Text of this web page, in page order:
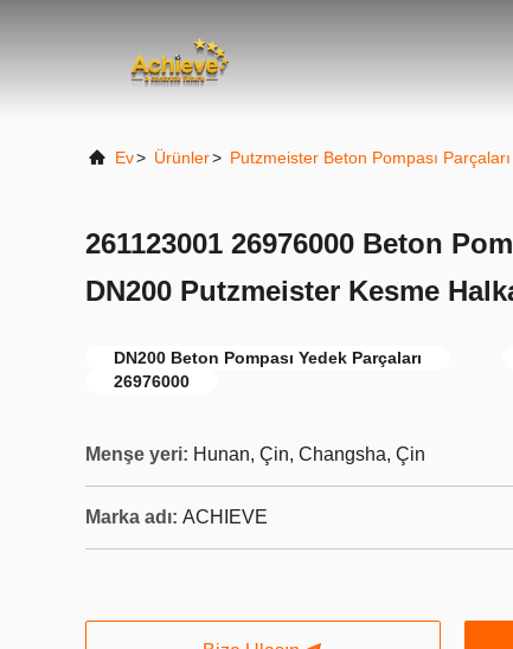
Ev> Ürünler> Putzmeister Beton Pompası Parçaları
261123001 26976000 Beton
DN200 Putzmeister Kesme
DN200 Beton Pompası Yedek Parçaları
26976000
Menşe yeri: Hunan, Çin, Changsha, Çin
Marka adı: ACHIEVE